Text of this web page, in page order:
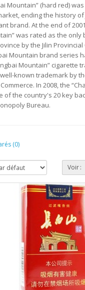
Mountain” (hard red)
ending the history
brand. At the end of
was rated as the
by the Jilin
Mountain brand series
Mountain” cigarette
known trademark by
In 2008, the
of the country's 20 key
Bureau.
(0)
Voir :